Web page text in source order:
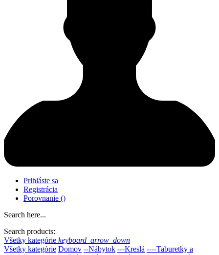
Prihláste sa
Registrácia
Porovnanie ()
Search here...
Search products:
Všetky kategórie keyboard_arrow_down
Všetky kategórie Domov --Nábytok ---Kreslá ----Taburetky a